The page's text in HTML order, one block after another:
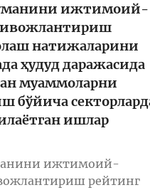
ижтимоий-
натижаларини
ҳудуд даражасида
муаммоларни
бўйича
ишлар
ижтимоий-
рейтинг